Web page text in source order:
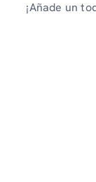
¡Añade un